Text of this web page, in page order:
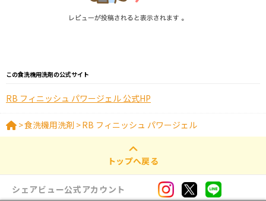
この食洗機用洗剤の公式サイト
RB フィニッシュ パワージェル 公式HP
>食洗機用洗剤 >RB フィニッシュ パワージェル
トップへ戻る
シェアビュー公式アカウント